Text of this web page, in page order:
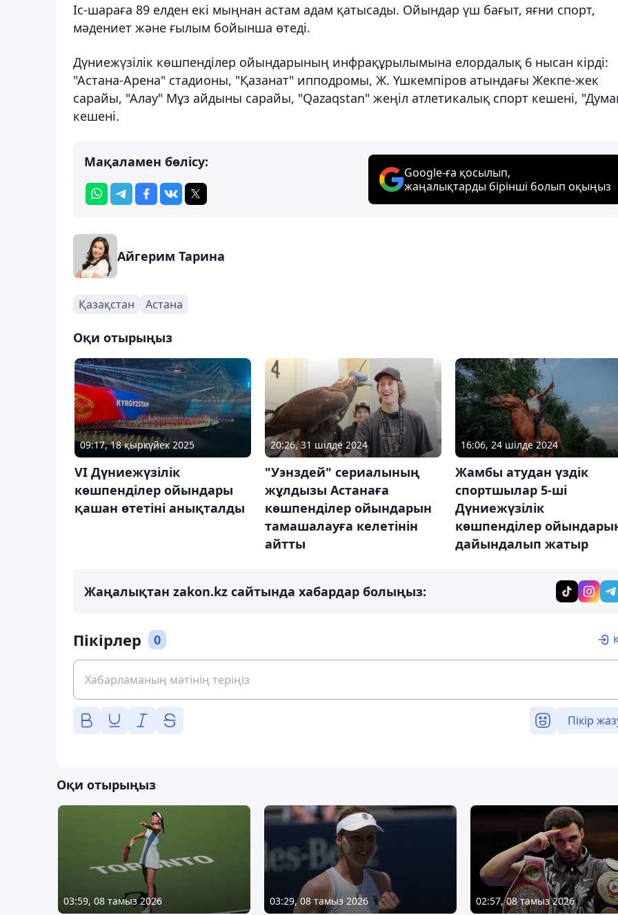
Іс-шараға 89 елден екі мыңнан астам адам қатысады. Ойындар үш бағыт, яғни спорт,
мәдениет және ғылым бойынша өтеді.
Дүниежүзілік көшпенділер ойындарының инфрақұрылымына елордалық 6 нысан кірді:
"Астана-Арена" стадионы, "Қазанат" ипподромы, Ж. Үшкемпіров атындағы Жекпе-жек
сарайы, "Алау" Мұз айдыны сарайы, "Qazaqstan" жеңіл атлетикалық спорт кешені,
кешені.
Мақаламен бөлісу:
Google-ға қосылып,
жаңалықтарды бірінші болып оқыңыз
Айгерим Тарина
Қазақстан Астана
Оқи отырыңыз
09:17, 18 қыркүйек 2025
VI Дүниежүзілік
көшпенділер ойындары
қашан өтетіні анықталды
20:26, 31 шілде 2024
"Уэнздей" сериалының
жұлдызы Астанаға
көшпенділер ойындарын
тамашалауға келетінін
айтты
16:06, 24 шілде 2024
Жамбы атудан үздік
спортшылар 5-ші
Дүниежүзілік
көшпенділер
дайындалып жатыр
Жаңалықтан zakon.kz сайтында хабардар болыңыз:
Пікірлер 0
Пікір
Оқи отырыңыз
03:59, 08 тамыз 2026 03:29, 08 тамыз 2026 02:57, 08 тамыз 2026